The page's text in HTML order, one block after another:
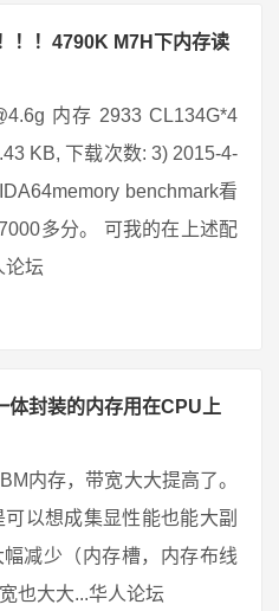
！！4790K M7H下内存读
内存 2933 CL134G*4
KB, 下载次数: 3) 2015-4-
benchmark看
多分。 可我的在上述配
论坛
体封装的内存用在CPU上
内存，带宽大大提高了。
以想成集显性能也能大副
减少（内存槽，内存布线
也大大...华人论坛